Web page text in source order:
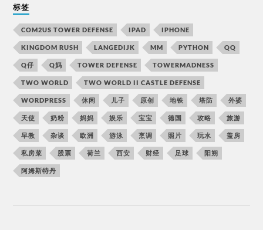
标签
COM2US TOWER DEFENSE IPAD IPHONE
KINGDOM RUSH LANGEDIJK MM PYTHON QQ
Q仔 Q妈 TOWER DEFENSE TOWERMADNESS
TWO WORLD TWO WORLD II CASTLE DEFENSE
WORDPRESS 休闲 儿子 原创 地铁 塔防 外婆
天使 奶粉 妈妈 娱乐 宝宝 德国 攻略 旅游
早教 杂谈 欧洲 游泳 烹调 照片 玩水 盖房
私房菜 股票 荷兰 西安 财经 足球 阳朔
阿姆斯特丹